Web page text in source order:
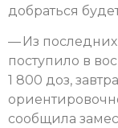
добраться
— Из последних
поступило в
1 800 доз,
сообщила